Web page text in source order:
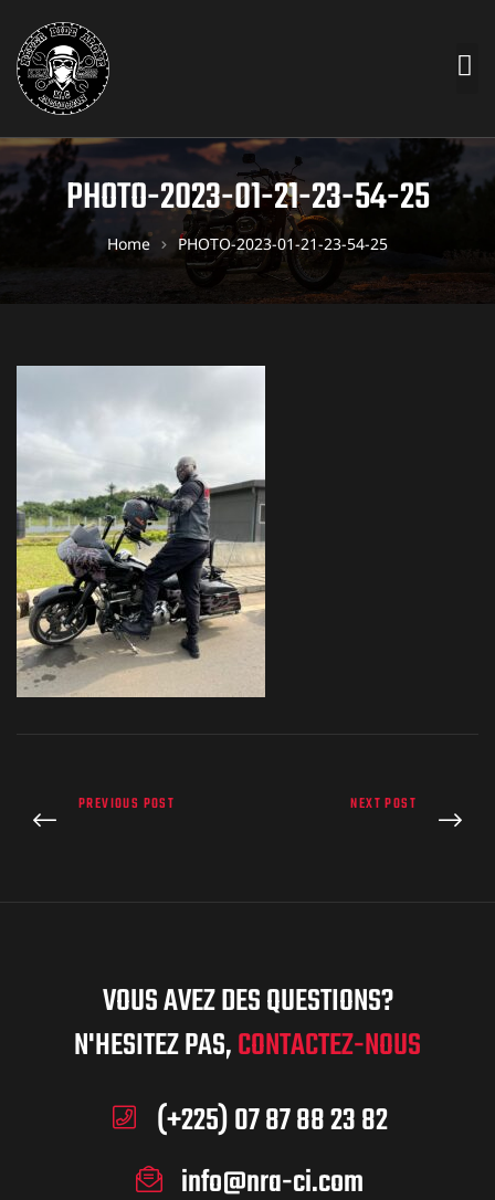
PHOTO-2023-01-21-23-54-25
Home PHOTO-2023-01-21-23-54-25
PREVIOUS POST NEXT POST
VOUS AVEZ DES QUESTIONS?
N'HESITEZ PAS,CONTACTEZ-NOUS
(+225) 07 87 88 23 82
info@nra-ci.com